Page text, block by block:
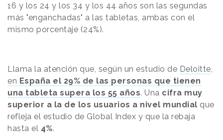
16 y los 24 y los 34 y los 44 años son las segundas
más "enganchadas" a las tabletas, ambas con el
mismo porcentaje (24%).
Llama la atención que, según un estudio de Deloitte
en España el 29% de las personas que tienen
una tableta supera los 55 años. Una cifra muy
superior a la de los usuarios a nivel mundial que
refleja el estudio de Global Index y que la rebaja
hasta el 4%.